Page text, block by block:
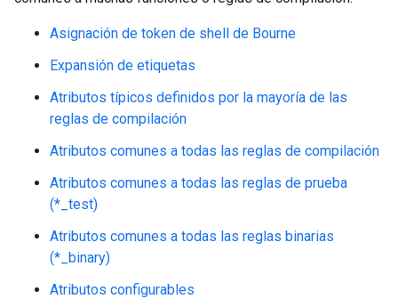
Asignación de token de shell de Bourne
Expansión de etiquetas
Atributos típicos definidos por la mayoría de las
reglas de compilación
Atributos comunes a todas las reglas de compilación
Atributos comunes a todas las reglas de prueba
(*_test)
Atributos comunes a todas las reglas binarias
(*_binary)
Atributos configurables